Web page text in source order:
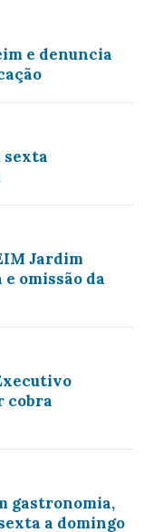
e denuncia
sexta
Jardim
omissão da
cobra
gastronomia,
a domingo